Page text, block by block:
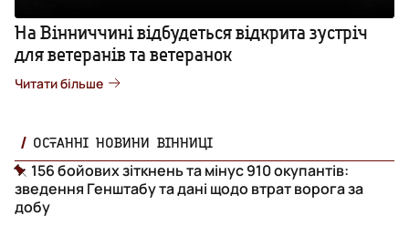
На Вінниччині відбудеться відкрита зустріч
для ветеранів та ветеранок
Читати більше
ОСТАННІ НОВИНИ ВІННИЦІ
156 бойових зіткнень та мінус 910 окупантів:
зведення Генштабу та дані щодо втрат ворога за
добу